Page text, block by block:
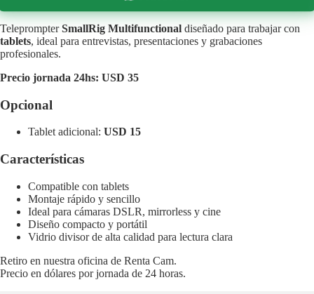
TeleprompterSmallRig Multifunctional diseñado para trabajar con
tablets, ideal para entrevistas, presentaciones y grabaciones
profesionales.
Precio jornada 24hs: USD 35
Opcional
Tablet adicional: USD 15
Características
Compatible con tablets
Montaje rápido y sencillo
Ideal para cámaras DSLR, mirrorless y cine
Diseño compacto y portátil
Vidrio divisor de alta calidad para lectura clara
Retiro en nuestra oficina de Renta Cam.
Precio en dólares por jornada de 24 horas.